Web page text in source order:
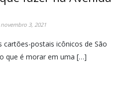
novembro 3, 2021
cartões-postais icônicos de São
que é morar em uma […]